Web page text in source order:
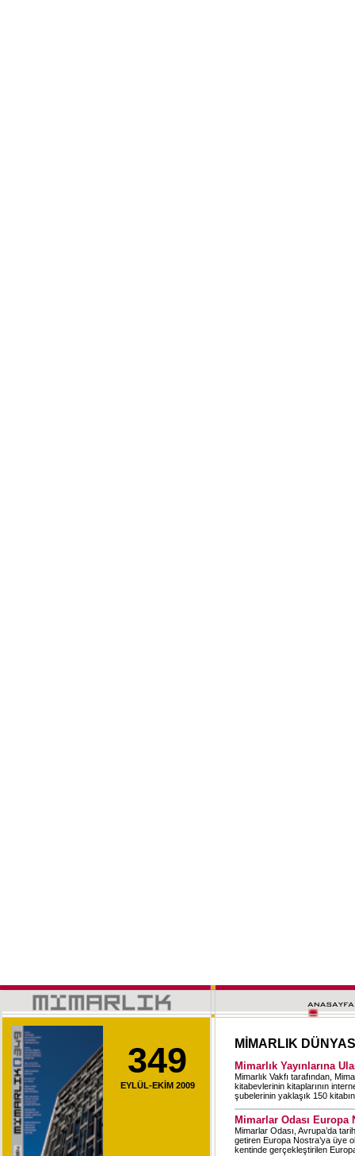
349
EYLÜL-EKİM 2009
MİMARLIK
Mimarlık Yayınlarına
Mimarlık Vakfı tarafından,
kitabevlerinin kitaplarının
şubelerinin yaklaşık 150
Mimarlar Odası Europa
Mimarlar Odası, Avrupa’da
getiren Europa Nostra’ya üye
kentinde gerçekleştirilen